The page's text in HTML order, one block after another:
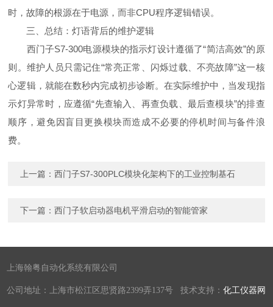
时，故障的根源在于电源，而非CPU程序逻辑错误。
三、总结：灯语背后的维护逻辑
西门子S7-300电源模块的指示灯设计遵循了“简洁高效”的原
则。维护人员只需记住“常亮正常、闪烁过载、不亮故障”这一核
心逻辑，就能在数秒内完成初步诊断。在实际维护中，当发现指
示灯异常时，应遵循“先查输入、再查负载、最后查模块”的排查
顺序，避免因盲目更换模块而造成不必要的停机时间与备件浪
费。
上一篇：西门子S7-300PLC模块化架构下的工业控制基石
下一篇：西门子软启动器电机平滑启动的智能管家
上海翰粤自动化系统有限公司
公司地址：上海市松江区思贤路2399弄137号 技术支持：化工仪器网